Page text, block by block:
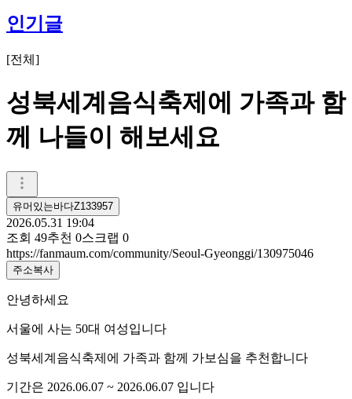
인기글
[전체 ]
성북세계음식축제에 가족과 함
께 나들이 해보세요
유머있는바다Z133957
2026.05.31 19:04
조회 49추천 0스크랩 0
https://fanmaum.com/community/Seoul-Gyeonggi/130975046
주소복사
안녕하세요
서울에 사는 50대 여성입니다
성북세계음식축제에 가족과 함께 가보심을 추천합니다
기간은 2026.06.07 ~ 2026.06.07 입니다